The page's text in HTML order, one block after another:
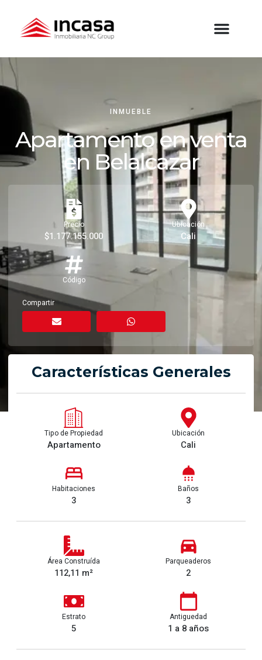
INMUEBLE
Apartamento en venta
en Belalcazar
Precio
$1.177.155.000
Ubicación
Cali
Código
Compartir
Características Generales
Tipo de Propiedad
Apartamento
Ubicación
Cali
Habitaciones
3
Baños
3
Área Construída
112,11 m²
Parqueaderos
2
Estrato
5
Antiguedad
1 a 8 años